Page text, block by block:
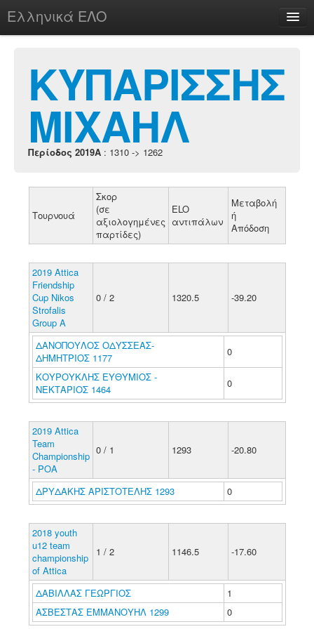
Ελληνικά ΕΛΟ
chesstu.be @ discord
Login
ΚΥΠΑΡΙΣΣΗΣ
ΜΙΧΑΗΛ
Περίοδος 2019A : 1310 -> 1262
Τουρνουά
Σκορ
(σε
αξιολογημένες
παρτίδες)
ELO
αντιπάλων
Μεταβολή
ή
Απόδοση
2019 Attica
Friendship
Cup Nikos
Strofalis
Group A
0 / 2 1320.5 -39.20
ΔΑΝΟΠΟΥΛΟΣ ΟΔΥΣΣΕΑΣ-
ΔΗΜΗΤΡΙΟΣ 1177
0
ΚΟΥΡΟΥΚΛΗΣ ΕΥΘΥΜΙΟΣ -
ΝΕΚΤΑΡΙΟΣ 1464
0
2019 Attica
Team
Championship
- POA
0 / 1 1293 -20.80
ΔΡΥΔΑΚΗΣ ΑΡΙΣΤΟΤΕΛΗΣ 1293 0
2018 youth
u12 team
championship
of Attica
1 / 2 1146.5 -17.60
ΔΑΒΙΛΛΑΣ ΓΕΩΡΓΙΟΣ
1
ΑΣΒΕΣΤΑΣ ΕΜΜΑΝΟΥΗΛ 1299
0